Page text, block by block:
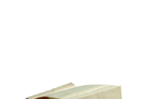
unică folosință 5 buc. –